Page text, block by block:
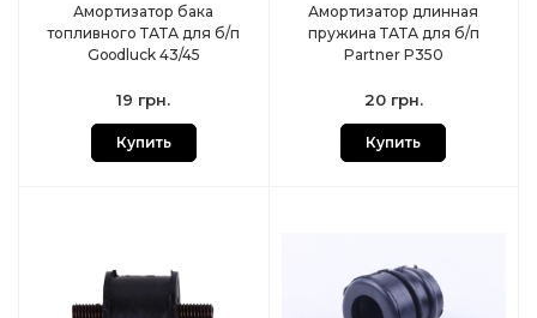
Амортизатор бака
топливного ТАТА для б/п
Goodluck 43/45
19 грн.
Купить
Амортизатор длинная
пружина ТАТА для б/п
Partner P350
20 грн.
Купить